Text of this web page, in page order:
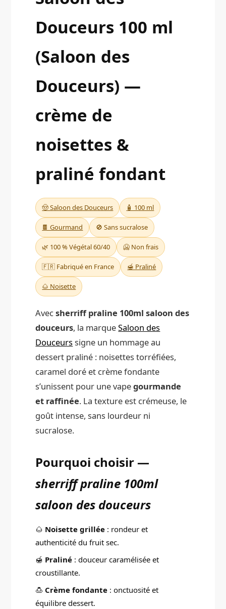
Douceurs 100 ml
(Saloon des
Douceurs) —
crème de
noisettes &
praliné fondant
🤠 Saloon des Douceurs 🧴 100 ml
🍫 Gourmand 🚫 Sans sucralose
🌿 100 % Végétal 60/40 🥶 Non frais
🇫🇷 Fabriqué en France 🍯 Praliné
🌰 Noisette
Avecsherriff praline 100ml saloon des
douceurs, la marqueSaloon des
Douceurssigne un hommage au
dessert praliné : noisettes torréfiées,
caramel doré et crème fondante
s’unissent pour une vapegourmande
et raffinée. La texture est crémeuse, le
goût intense, sans lourdeur ni
sucralose.
Pourquoi choisir —
sherriff praline 100ml
saloon des douceurs
🌰 Noisette grillée : rondeur et
authenticité du fruit sec.
🍯 Praliné : douceur caramélisée et
croustillante.
🍮 Crème fondante : onctuosité et
équilibre dessert.